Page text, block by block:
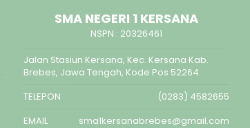
SMA NEGERI 1 KERSANA
NSPN : 20326461
Jalan Stasiun Kersana, Kec. Kersana Kab.
Brebes, Jawa Tengah, Kode Pos 52264
TELEPON
(0283) 4582655
EMAIL
sma1kersanabrebes@gmail.com